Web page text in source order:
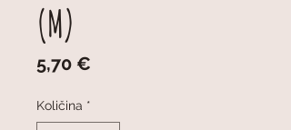
(M)
5,70 €
Količina *